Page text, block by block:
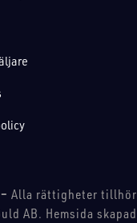
Alla rättigheter tillhör
AB. Hemsida skapad